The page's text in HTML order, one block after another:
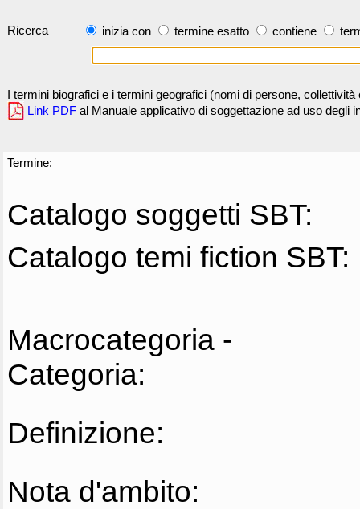
Ricerca inizia con termine esatto contiene
I termini biografici e i termini geografici (nomi di persone,
Link PDF al Manuale applicativo di soggettazione ad uso degli
Termine:
Catalogo soggetti SBT:
Catalogo temi fiction SBT:
Macrocategoria -
Categoria:
Definizione:
Nota d'ambito: